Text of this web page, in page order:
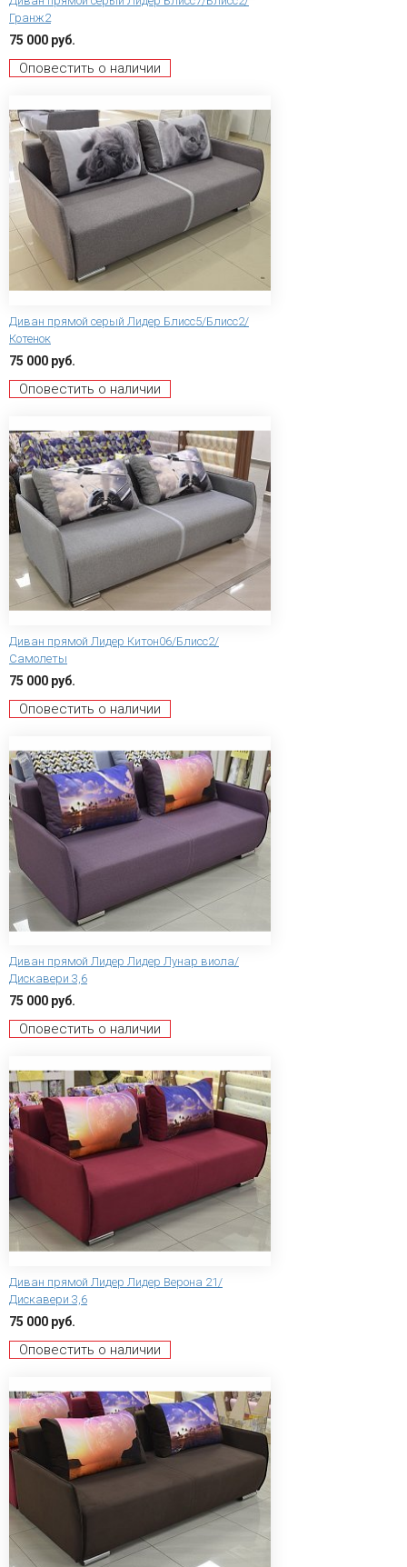
Гранж2
75 000 руб.
Оповестить о наличии
Диван прямой серый Лидер Блисс5/Блисс2/
Котенок
75 000 руб.
Оповестить о наличии
Диван прямой Лидер Китон06/Блисс2/
Самолеты
75 000 руб.
Оповестить о наличии
Диван прямой Лидер Лидер Лунар виола/
Дискавери 3,6
75 000 руб.
Оповестить о наличии
Диван прямой Лидер Лидер Верона 21/
Дискавери 3,6
75 000 руб.
Оповестить о наличии